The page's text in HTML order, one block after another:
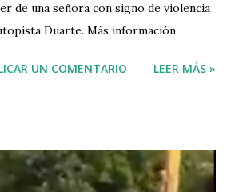
de una señora con signo de violencia
Duarte. Más información
UN COMENTARIO LEER MÁS »